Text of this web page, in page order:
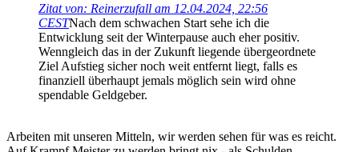
Zitat von: Reinerzufall am 12.04.2024, 22:56
CESTNach dem schwachen Start sehe ich die
Entwicklung seit der Winterpause auch eher positiv.
Wenngleich das in der Zukunft liegende übergeordnete
Ziel Aufstieg sicher noch weit entfernt liegt, falls es
finanziell überhaupt jemals möglich sein wird ohne
spendable Geldgeber.
Arbeiten mit unseren Mitteln, wir werden sehen für was es reicht.